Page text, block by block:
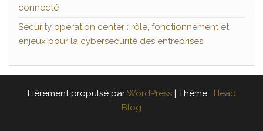
connecté
Security operation center : rôle, fonctionnement et
enjeux pour la cybersécurité des entreprises
Fièrement propulsé parWordPress | Thème : Head
Blog